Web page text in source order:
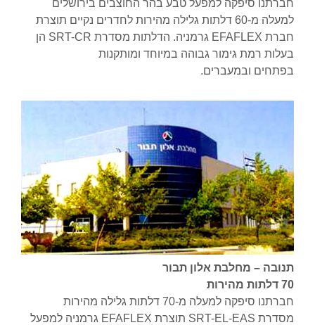
חברתנו סיפקה למפעל טבע בהר החוצבים בירושלים
למעלה מ-60 דלתות גלילה מהירות לחדרים נקיים תוצרת
חברת EFAFLEX גרמניה. הדלתות מסדרת SRT-CR הן
בעלות רמת גימור גבוהה במיוחד ומותקנות
בפתחים ובמעברים.
תנובה – מחלבת אלון תבור
70 דלתות מהירות
חברתנו סיפקה למעלה מ-70 דלתות גלילה מהירות
מסדרת SRT-EL-EAS תוצרת EFAFLEX גרמניה למפעל